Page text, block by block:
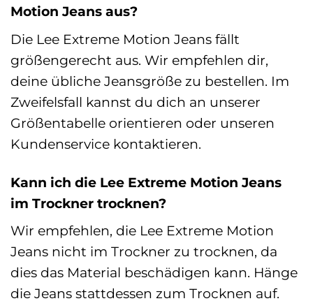
Motion Jeans aus?
Die Lee Extreme Motion Jeans fällt
größengerecht aus. Wir empfehlen dir,
deine übliche Jeansgröße zu bestellen. Im
Zweifelsfall kannst du dich an unserer
Größentabelle orientieren oder unseren
Kundenservice kontaktieren.
Kann ich die Lee Extreme Motion Jeans
im Trockner trocknen?
Wir empfehlen, die Lee Extreme Motion
Jeans nicht im Trockner zu trocknen, da
dies das Material beschädigen kann. Hänge
die Jeans stattdessen zum Trocknen auf.